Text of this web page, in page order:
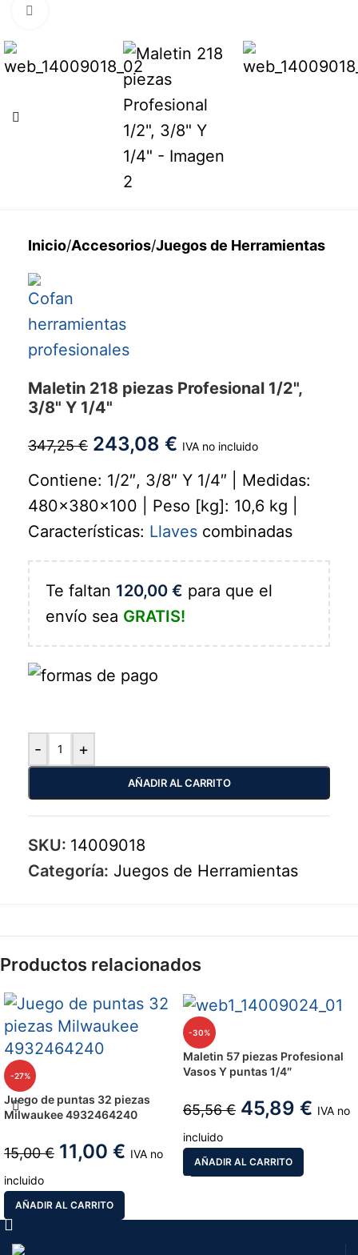
Inicio/Accesorios/Juegos de Herramientas
Maletin 218 piezas Profesional 1/2",
3/8" Y 1/4"
347,25€ 243,08 € IVA no incluido
Contiene: 1/2″, 3/8″ Y 1/4″ | Medidas:
480x380x100 | Peso [kg]: 10,6 kg |
Características: Llaves combinadas
Te faltan 120,00 € para que el
envío sea GRATIS!
- +
AÑADIR AL CARRITO
SKU: 14009018
Categoría: Juegos de Herramientas
Productos relacionados
-27%
Juego de puntas 32 piezas
Milwaukee 4932464240
15,00€ 11,00 € IVA no
incluido
AÑADIR AL CARRITO
-30%
Maletin 57 piezas Profesional
Vasos Y puntas 1/4″
65,56€ 45,89 € IVA no
incluido
AÑADIR AL CARRITO